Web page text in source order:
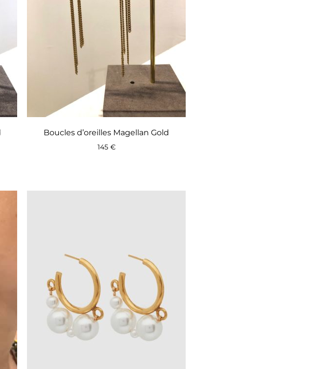
Boucles d’oreilles Magellan Gold
145 €